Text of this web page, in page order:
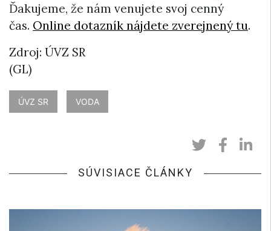
Ďakujeme, že nám venujete svoj cenný
čas. Online dotazník nájdete zverejnený tu.
Zdroj: ÚVZ SR
(GL)
ÚVZ SR VODA
SÚVISIACE ČLÁNKY